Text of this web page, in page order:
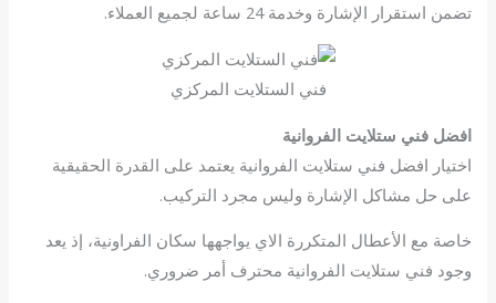
تضمن استقرار الإشارة وخدمة 24 ساعة لجميع العملاء.
فني الستلايت المركزي
افضل فني ستلايت الفروانية
اختيار افضل فني ستلايت الفروانية يعتمد على القدرة الحقيقية
على حل مشاكل الإشارة وليس مجرد التركيب.
خاصة مع الأعطال المتكررة الاي يواجهها سكان الفراونية، إذ يعد
وجود فني ستلايت الفروانية محترف أمر ضروري.